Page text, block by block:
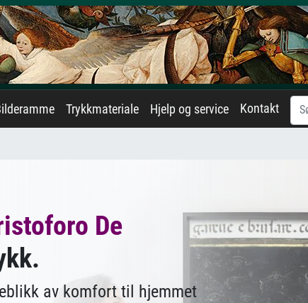
Trykkmateriale Hjelp og service Kontakt
De
av komfort til hjemmet